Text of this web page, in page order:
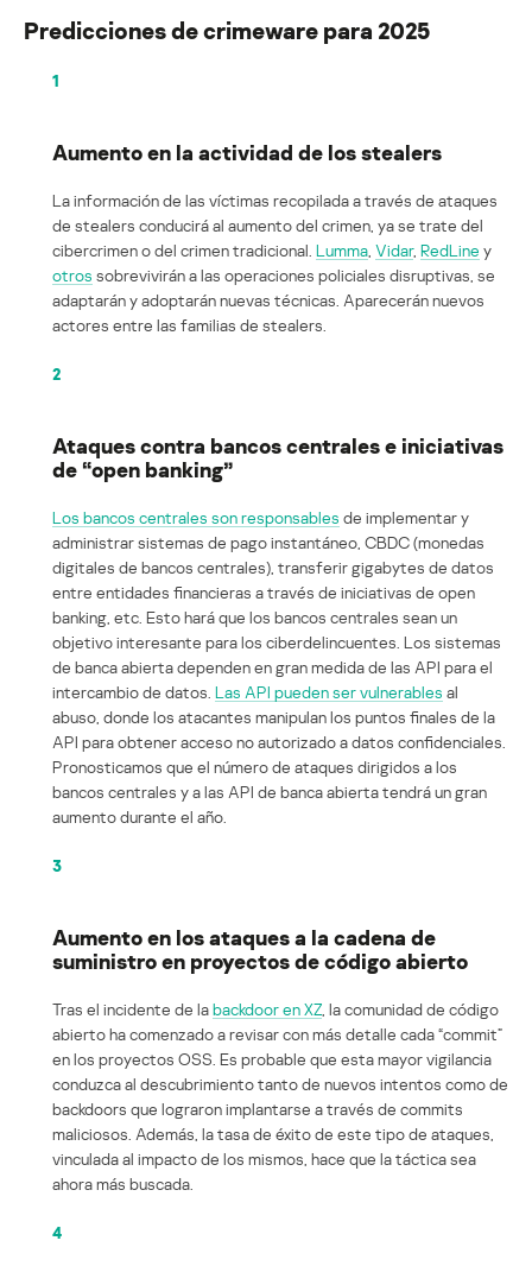
Predicciones de crimeware para 2025
1
Aumento en la actividad de los stealers
La información de las víctimas recopilada a través de ataques
de stealers conducirá al aumento del crimen, ya se trate del
cibercrimen o del crimen tradicional. Lumma Vidar, RedLine y
otros sobrevivirán a las operaciones policiales disruptivas, se
adaptarán y adoptarán nuevas técnicas. Aparecerán nuevos
actores entre las familias de stealers.
2
Ataques contra bancos centrales e iniciativas
de “open banking”
Los bancos centrales son responsables de implementar y
administrar sistemas de pago instantáneo, CBDC (monedas
digitales de bancos centrales), transferir gigabytes de datos
entre entidades financieras a través de iniciativas de open
banking, etc. Esto hará que los bancos centrales sean un
objetivo interesante para los ciberdelincuentes. Los sistemas
de banca abierta dependen en gran medida de las API para el
intercambio de datos. Las API pueden ser vulnerables al
abuso, donde los atacantes manipulan los puntos finales de la
API para obtener acceso no autorizado a datos confidenciales.
Pronosticamos que el número de ataques dirigidos a los
bancos centrales y a las API de banca abierta tendrá un gran
aumento durante el año.
3
Aumento en los ataques a la cadena de
suministro en proyectos de código abierto
Tras el incidente de labackdoor en XZ , la comunidad de código
abierto ha comenzado a revisar con más detalle cada “commit”
en los proyectos OSS. Es probable que esta mayor vigilancia
conduzca al descubrimiento tanto de nuevos intentos como de
backdoors que lograron implantarse a través de commits
maliciosos. Además, la tasa de éxito de este tipo de ataques,
vinculada al impacto de los mismos, hace que la táctica sea
ahora más buscada.
4